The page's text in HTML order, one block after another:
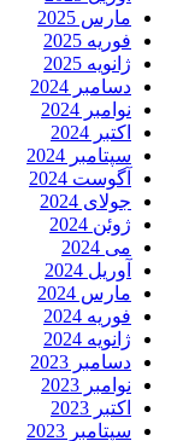
مارس 2025
فوریه 2025
ژانویه 2025
دسامبر 2024
نوامبر 2024
اکتبر 2024
سپتامبر 2024
آگوست 2024
جولای 2024
ژوئن 2024
می 2024
آوریل 2024
مارس 2024
فوریه 2024
ژانویه 2024
دسامبر 2023
نوامبر 2023
اکتبر 2023
سپتامبر 2023